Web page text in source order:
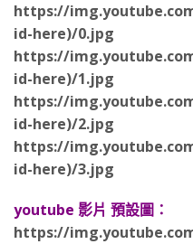
https://
id-here)/0.jpg
https://
id-here)/1.jpg
https://
id-here)/2.jpg
https://
id-here)/3.jpg
youtube 影片 預設圖：
https://